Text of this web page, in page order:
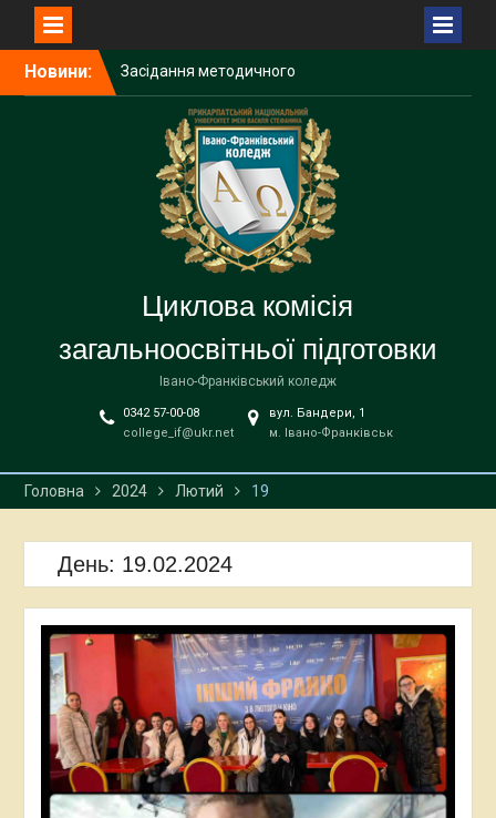
Новини:
Засідання методичного
об’єднання викладачів
української мови і
літератури закладів
фахової передвищої
освіти
Вітаємо з Днем
вишиванки!
Звіт роботи 2025-2026 н. р.
Циклова комісія
загальноосвітньої підготовки
Івано-Франківський коледж
0342 57-00-08
college_if@ukr.net
вул. Бандери, 1
м. Івано-Франківськ
Головна 2024 Лютий 19
День: 19.02.2024